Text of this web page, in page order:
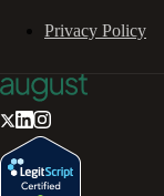
Privacy Policy